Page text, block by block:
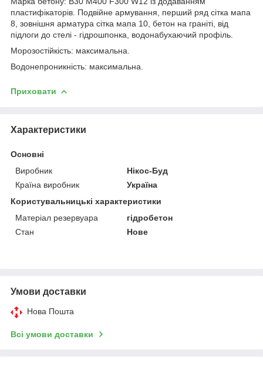
пластифікаторів. Подвійне армування, перший ряд сітка мапа
8, зовнішня арматура сітка мапа 10, бетон на граніті, від
підлоги до стелі - гідрошпонка, водонабухаючий профіль.
Морозостійкість: максимальна.
Водонепроникність: максимальна.
Приховати
Характеристики
Основні
Виробник
Нікос-Буд
Країна виробник
Україна
Користувальницькі характеристики
Матеріал резервуара
гідробетон
Стан
Нове
Умови доставки
Нова Пошта
Всі умови доставки